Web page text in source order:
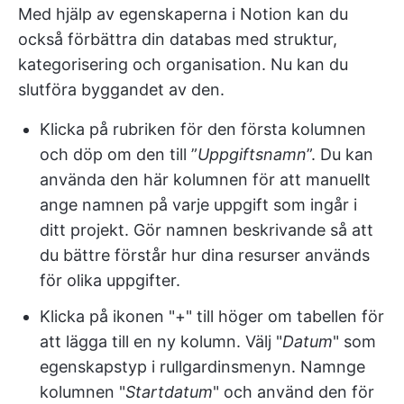
Med hjälp av egenskaperna i Notion kan du
också förbättra din databas med struktur,
kategorisering och organisation. Nu kan du
slutföra byggandet av den.
Klicka på rubriken för den första kolumnen
och döp om den till ”Uppgiftsnamn”. Du kan
använda den här kolumnen för att manuellt
ange namnen på varje uppgift som ingår i
ditt projekt. Gör namnen beskrivande så att
du bättre förstår hur dina resurser används
för olika uppgifter.
Klicka på ikonen "+" till höger om tabellen för
att lägga till en ny kolumn. Välj "Datum" som
egenskapstyp i rullgardinsmenyn. Namnge
kolumnen "Startdatum" och använd den för